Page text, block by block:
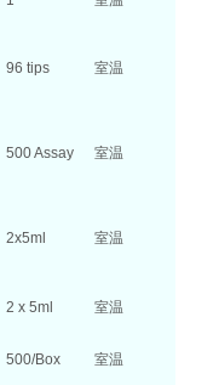
96 tips 室温
500 Assay 室温
2x5ml 室温
2 x 5ml 室温
500/Box 室温